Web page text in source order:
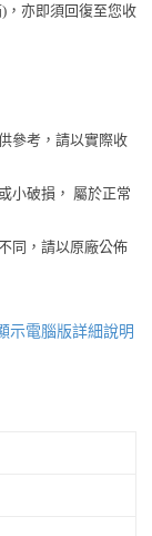
意方可使用
公司不負相關責
公司將視審查結果
取法律行動。
，亦即須回復至您收
參考，請以實際收
小破損， 屬於正常
同，請以原廠公佈
示電腦版詳細說明